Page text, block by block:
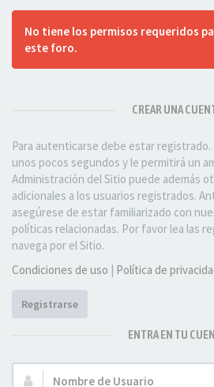
No tiene los permisos requeridos
este foro.
CREAR UNA
Para autenticarse debe estar
unos pocos segundos y le permitirá un
Administración del Sitio puede además
adicionales a los usuarios registrados.
asegúrese de estar familiarizado con
políticas relacionadas. Por favor lea las
navega por el Sitio.
Condiciones de uso | Política de
Registrarse
ENTRA EN TU
Nombre